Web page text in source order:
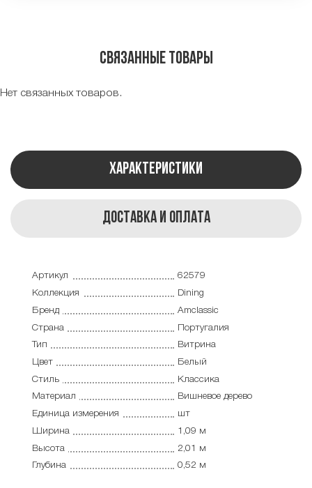
Связанные товары
Нет связанных товаров.
Характеристики
Доставка и оплата
Артикул
62579
Коллекция
Dining
Бренд
Amclassic
Страна
Португалия
Тип
Витрина
Цвет
Белый
Стиль
Классика
Материал
Вишневое дерево
Единица измерения
шт
Ширина
1,09 м
Высота
2,01 м
Глубина
0,52 м